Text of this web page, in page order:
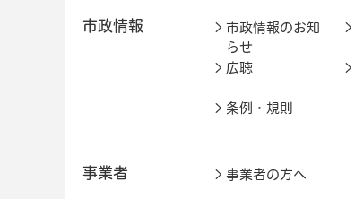
市政情報
市政情報のお知
らせ
広聴
条例・規則
事業者 事業者の方へ